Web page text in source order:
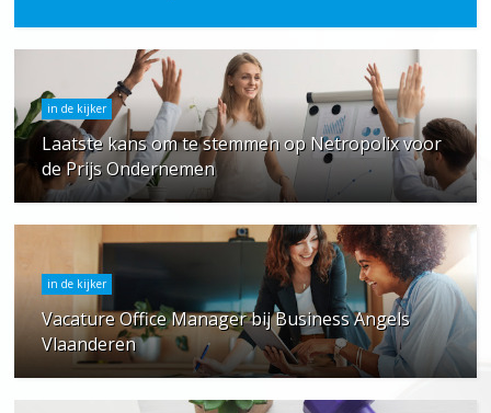
in de kijker
Laatste kans om te stemmen op Netropolix voor
de Prijs Ondernemen
in de kijker
Vacature Office Manager bij Business Angels
Vlaanderen